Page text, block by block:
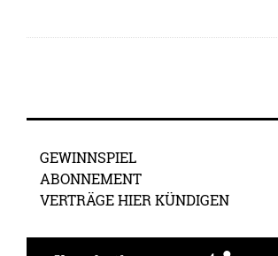
GEWINNSPIEL
ABONNEMENT
VERTRÄGE HIER KÜNDIGEN